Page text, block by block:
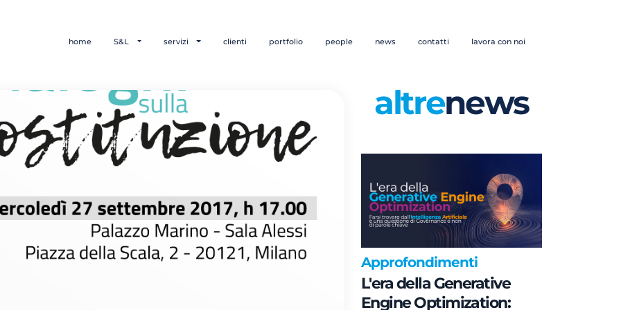
home S&L servizi clienti portfolio people news contatti lavora con noi
altrenews
Approfondimenti
L'era della Generative
Engine Optimization: